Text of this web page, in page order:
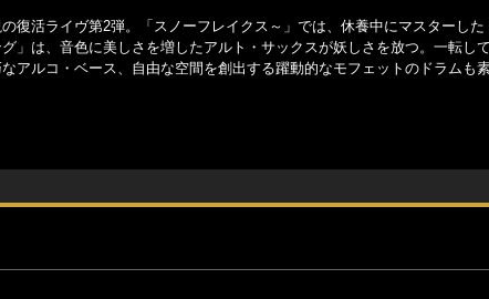
復活ライヴ第2弾。「スノーフレイクス～」では、休養中にマスターした
」は、音色に美しさを増したアルト・サックスが妖しさを放つ。一転し
アルコ・ベース、自由な空間を創出する躍動的なモフェットのドラムも